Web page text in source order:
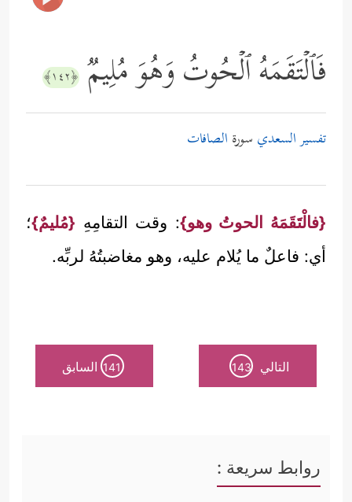
فَٱلۡتَقَمَهُ ٱلۡحُوتُ وَهُوَ مُلِیمࣱ ﴿١٤٢﴾
تفسير السعدي سورة الصافات
{فالْتَقَمَهُ الحوتُ وهو}: وقت التقامِهِ {مُليمٌ}؛
أي: فاعلٌ ما يُلام عليه، وهو مغاضبتُهُ لربِّه.
التالي 143
141 السابق
روابط سريعة :